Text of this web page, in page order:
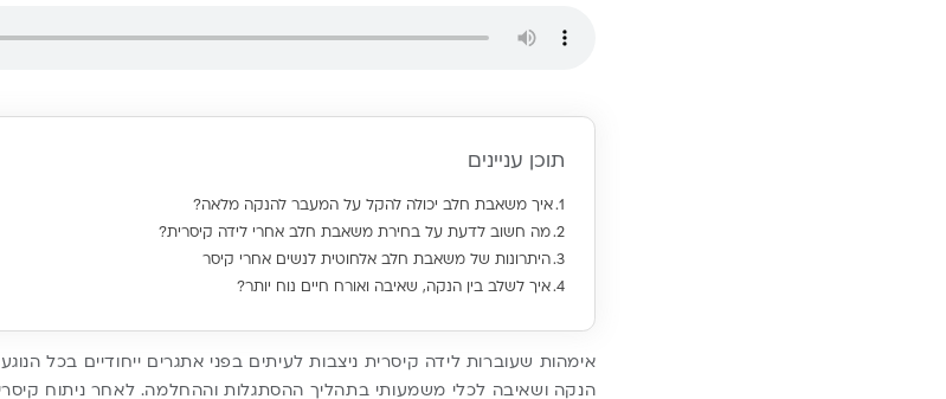
תוכן עניינים
איך משאבת חלב יכולה להקל על המעבר להנקה מלאה?
מה חשוב לדעת על בחירת משאבת חלב אחרי לידה קיסרית?
היתרונות של משאבת חלב אלחוטית לנשים אחרי קיסר
איך לשלב בין הנקה, שאיבה ואורח חיים נוח יותר?
אימהות שעוברות לידה קיסרית ניצבות לעיתים בפני אתגרים ייחודיים בכל
הנקה ושאיבה לכלי משמעותי בתהליך ההסתגלות וההחלמה. לאחר ניתוח קיסרי,